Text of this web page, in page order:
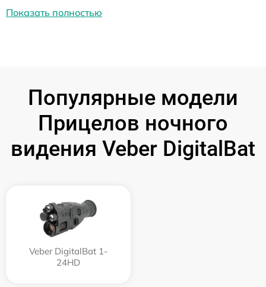
Показать полностью
Популярные модели
Прицелов ночного
видения Veber DigitalBat
Veber DigitalBat 1-
24HD